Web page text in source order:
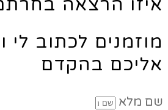
איזו הרצאה
מוזמנים לכתוב לי
אליכם בהקדם
שם מלא